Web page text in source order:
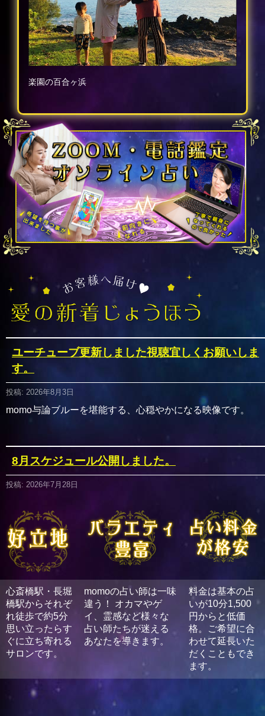
楽園の百合ヶ浜
ユーチューブ更新しました視聴宜しくお願いしま
す。
投稿: 2026年8月3日
momo与論ブルーを堪能する、心穏やかになる映像です。
8月スケジュール公開しました。
投稿: 2026年7月28日
ール
白夜先生７月18日から再出演
投稿: 2026年6月29日
皆さん宜しくお願いします。 【龍の目を持つ占い師】白夜(
ゃくや)
心斎橋駅・長堀
橋駅からそれぞ
れ徒歩で約5分
思い立ったらす
ぐに立ち寄れる
サロンです。
momoの占い師は一味
違う！ オカマやゲ
イ、霊感など様々な
占い師たちが迷える
あなたを導きます。
料金は基本の占
いが10分1,500
円からと低価
格。ご希望に合
わせて延長いた
だくこともでき
ます。